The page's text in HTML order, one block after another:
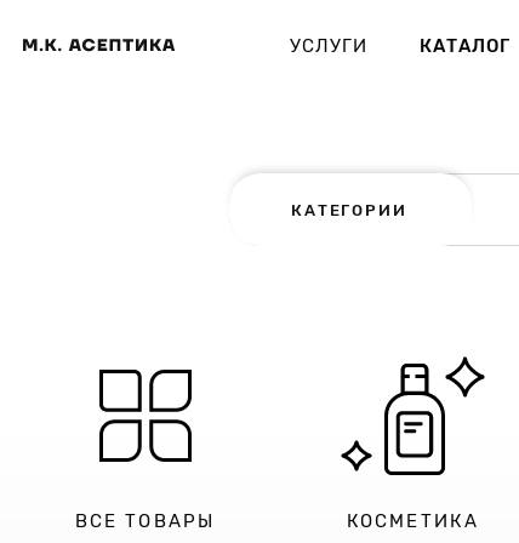
УСЛУГИ КАТАЛОГ
КАТЕГОРИИ
ВСЕ ТОВАРЫ КОСМЕТИКА